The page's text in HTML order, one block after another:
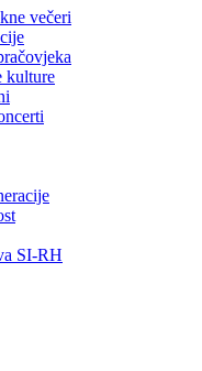
večeri
kulture
SI-RH